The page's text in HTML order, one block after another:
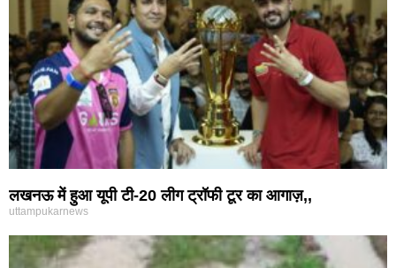
लखनऊ में हुआ यूपी टी-20 लीग ट्रॉफी टूर का आगाज़,,
uttampukarnews